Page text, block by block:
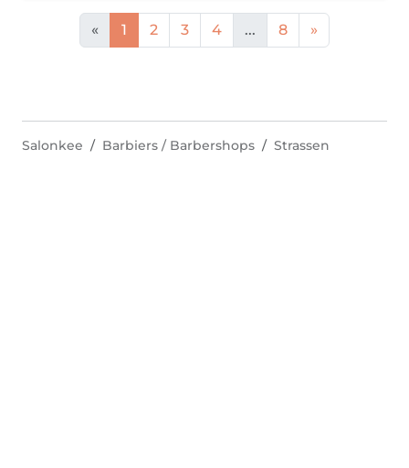
« 1 2 3 4 ... 8 »
Salonkee Barbiers / Barbershops Strassen